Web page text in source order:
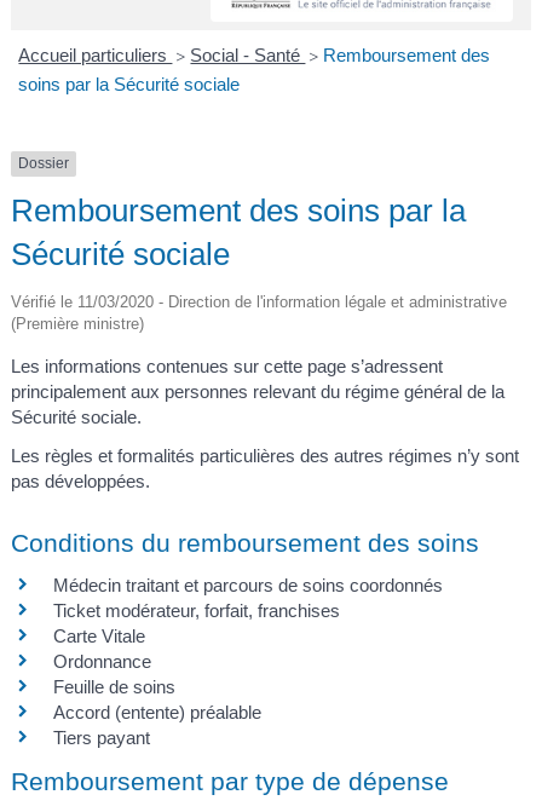
R
E
Accueil particuliers > Social - Santé > Remboursement des
soins par la Sécurité sociale
Dossier
Remboursement des soins par la
Sécurité sociale
Vérifié le 11/03/2020 - Direction de l'information légale et administrative
(Première ministre)
Les informations contenues sur cette page s’adressent
principalement aux personnes relevant du régime général de la
Sécurité sociale.
Les règles et formalités particulières des autres régimes n’y sont
pas développées.
Conditions du remboursement des soins
Médecin traitant et parcours de soins coordonnés
Ticket modérateur, forfait, franchises
Carte Vitale
Ordonnance
Feuille de soins
Accord (entente) préalable
Tiers payant
Remboursement par type de dépense